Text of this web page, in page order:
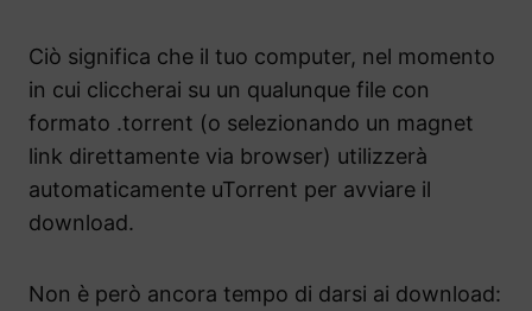
Ciò significa che il tuo computer, nel momento
in cui cliccherai su un qualunque file con
formato .torrent (o selezionando un magnet
link direttamente via browser) utilizzerà
automaticamente uTorrent per avviare il
download.
Non è però ancora tempo di darsi ai download: